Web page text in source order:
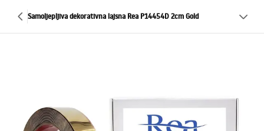
Samoljepljiva dekorativna lajsna Rea P14454D 2cm Gold